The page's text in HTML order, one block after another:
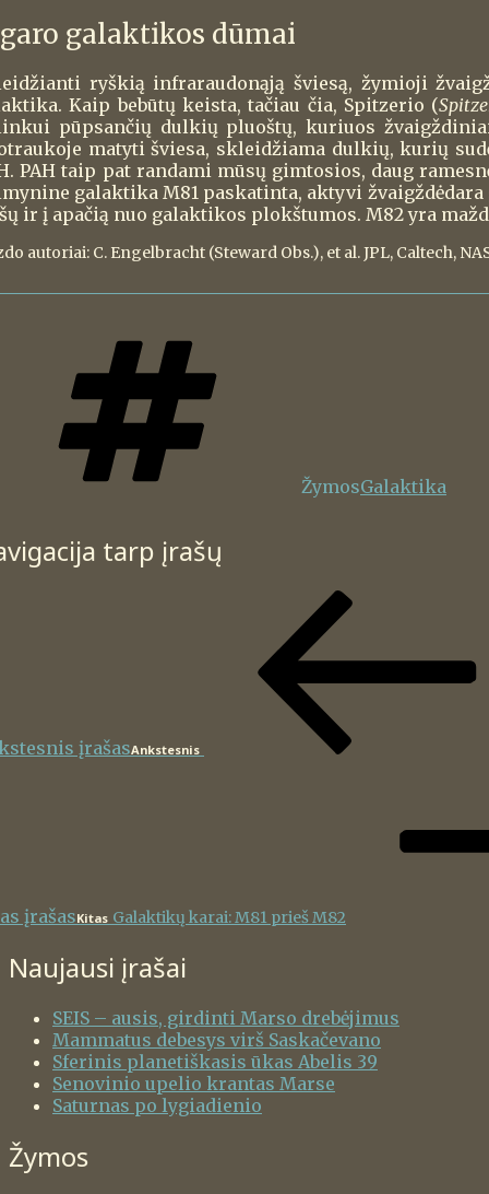
galaktikos dūmai
ryškią infraraudonąją šviesą, žymioji
Kaip bebūtų keista, tačiau čia, Spitzerio (
pūpsančių dulkių pluoštų, kuriuos
matyti šviesa, skleidžiama dulkių, kurių
PAH taip pat randami mūsų gimtosios, daug
galaktika M81 paskatinta, aktyvi
ir į apačią nuo galaktikos plokštumos. M82 yra
autoriai: C. Engelbracht (Steward Obs.), et al. JPL, Caltech,
ŽymosGalaktika
tarp įrašų
įrašasAnkstesnis
įrašasKitas Galaktikų karai: M81 prieš M82
Naujausi įrašai
SEIS – ausis, girdinti Marso drebėjimus
Mammatus debesys virš Saskačevano
Sferinis planetiškasis ūkas Abelis 39
Senovinio upelio krantas Marse
Saturnas po lygiadienio
Žymos